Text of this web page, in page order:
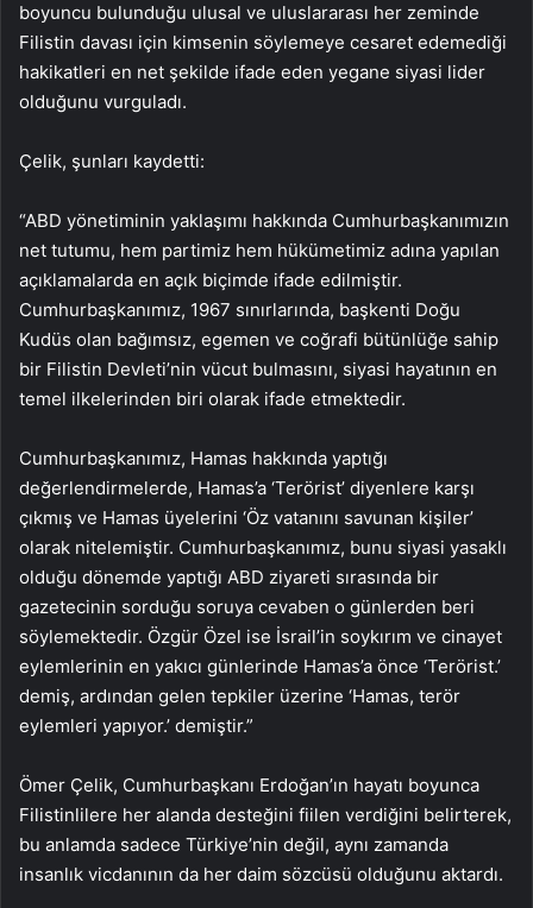
boyuncu bulunduğu ulusal ve uluslararası her zeminde
Filistin davası için kimsenin söylemeye cesaret edemediği
hakikatleri en net şekilde ifade eden yegane siyasi lider
olduğunu vurguladı.
Çelik, şunları kaydetti:
“ABD yönetiminin yaklaşımı hakkında Cumhurbaşkanımızın
net tutumu, hem partimiz hem hükümetimiz adına yapılan
açıklamalarda en açık biçimde ifade edilmiştir.
Cumhurbaşkanımız, 1967 sınırlarında, başkenti Doğu
Kudüs olan bağımsız, egemen ve coğrafi bütünlüğe sahip
bir Filistin Devleti’nin vücut bulmasını, siyasi hayatının en
temel ilkelerinden biri olarak ifade etmektedir.
Cumhurbaşkanımız, Hamas hakkında yaptığı
değerlendirmelerde, Hamas’a ‘Terörist’ diyenlere karşı
çıkmış ve Hamas üyelerini ‘Öz vatanını savunan kişiler’
olarak nitelemiştir. Cumhurbaşkanımız, bunu siyasi yasaklı
olduğu dönemde yaptığı ABD ziyareti sırasında bir
gazetecinin sorduğu soruya cevaben o günlerden beri
söylemektedir. Özgür Özel ise İsrail’in soykırım ve cinayet
eylemlerinin en yakıcı günlerinde Hamas’a önce ‘Terörist.’
demiş, ardından gelen tepkiler üzerine ‘Hamas, terör
eylemleri yapıyor.’ demiştir.”
Ömer Çelik, Cumhurbaşkanı Erdoğan’ın hayatı boyunca
Filistinlilere her alanda desteğini fiilen verdiğini belirterek,
bu anlamda sadece Türkiye’nin değil, aynı zamanda
insanlık vicdanının da her daim sözcüsü olduğunu aktardı.